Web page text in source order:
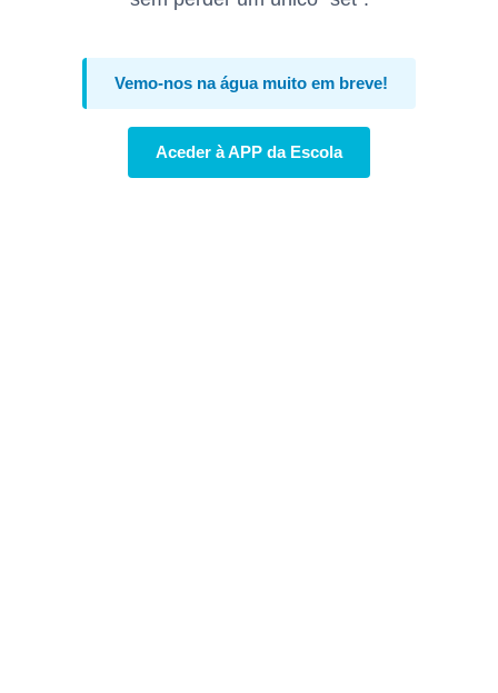
Vemo-nos na água muito em breve!
Aceder à APP da Escola